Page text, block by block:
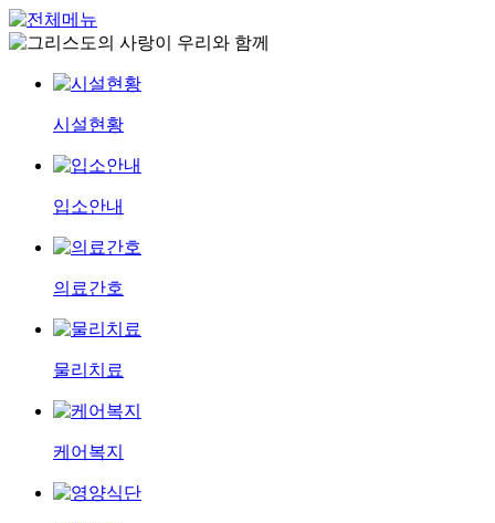
시설현황
입소안내
의료간호
물리치료
케어복지